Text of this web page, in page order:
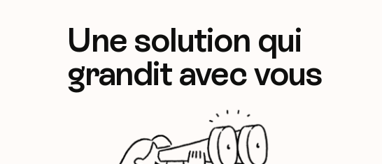
Une solution qui
grandit avec vous